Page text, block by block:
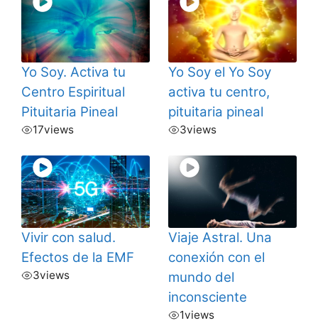
Yo Soy. Activa tu
Centro Espiritual
Pituitaria Pineal
17views
Yo Soy el Yo Soy
activa tu centro,
pituitaria pineal
3views
Vivir con salud.
Efectos de la EMF
3views
Viaje Astral. Una
conexión con el
mundo del
inconsciente
1views